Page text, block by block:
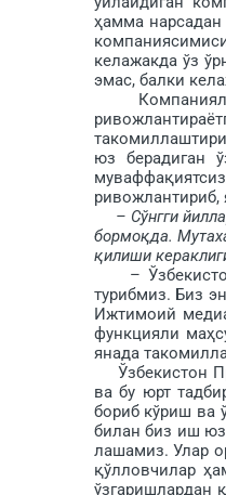
ҳамма
келажакда ўз
эмас, балки
Компаниялар
юз берадиган
ривожлантириб,
– Сўнгги
бормоқда.
қилиши
– Ўзбекистон
турибмиз. Биз
Ижтимоий
функцияли
янада
Ўзбекистон
ва бу юрт
бориб кўриш ва
билан биз иш
лашамиз. Улар
қўл­ловчилар
ўзгаришлардан